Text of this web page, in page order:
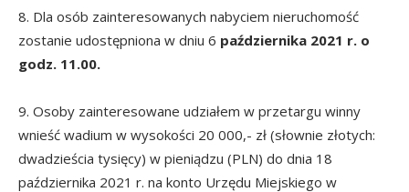
8. Dla osób zainteresowanych nabyciem nieruchomość
zostanie udostępniona w dniu 6 października 2021 r. o
godz. 11.00.
9. Osoby zainteresowane udziałem w przetargu winny
wnieść wadium w wysokości 20 000,- zł (słownie złotych:
dwadzieścia tysięcy) w pieniądzu (PLN) do dnia 18
października 2021 r. na konto Urzędu Miejskiego w